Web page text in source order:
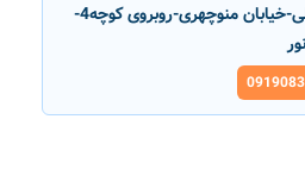
خیابان قاآنی شمالی-خیابان منوچهری-روبروی کوچه4-